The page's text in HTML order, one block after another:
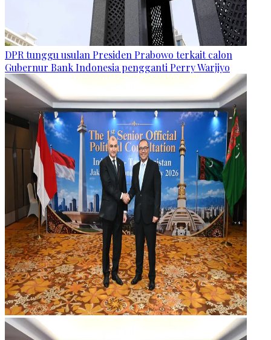
DPR tunggu usulan Presiden Prabowo terkait calon
Gubernur Bank Indonesia pengganti Perry Warjiyo